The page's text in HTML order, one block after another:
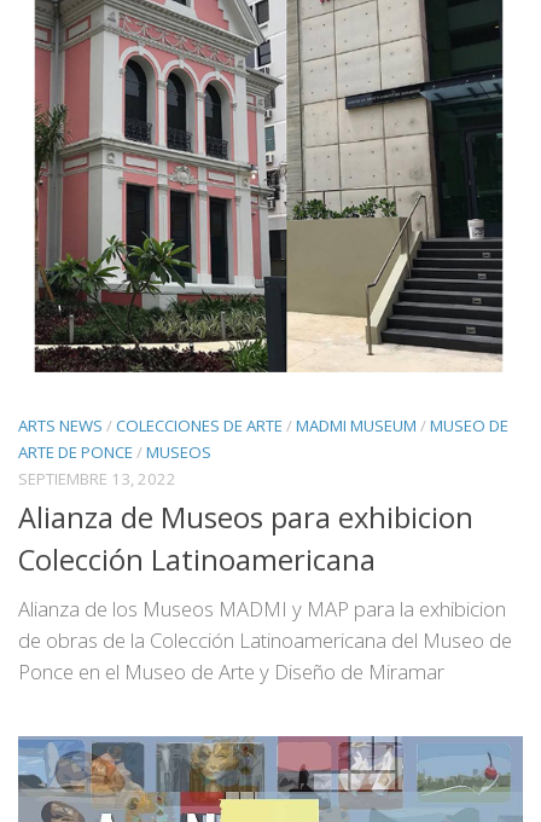
ARTS NEWS /COLECCIONES DE ARTE /MADMI MUSEUM /MUSEO DE
ARTE DE PONCE /MUSEOS
SEPTIEMBRE 13, 2022
Alianza de Museos para exhibicion
Colección Latinoamericana
Alianza de los Museos MADMI y MAP para la exhibicion
de obras de la Colección Latinoamericana del Museo de
Ponce en el Museo de Arte y Diseño de Miramar